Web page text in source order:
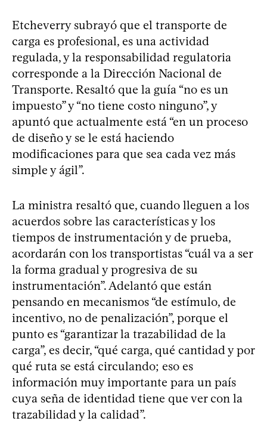
Etcheverry subrayó que el transporte de
carga es profesional, es una actividad
regulada, y la responsabilidad regulatoria
corresponde a la Dirección Nacional de
Transporte. Resaltó que la guía “no es un
impuesto” y “no tiene costo ninguno”, y
apuntó que actualmente está “en un proceso
de diseño y se le está haciendo
modificaciones para que sea cada vez más
simple y ágil”.
La ministra resaltó que, cuando lleguen a los
acuerdos sobre las características y los
tiempos de instrumentación y de prueba,
acordarán con los transportistas “cuál va a ser
la forma gradual y progresiva de su
instrumentación”. Adelantó que están
pensando en mecanismos “de estímulo, de
incentivo, no de penalización”, porque el
punto es “garantizar la trazabilidad de la
carga”, es decir, “qué carga, qué cantidad y por
qué ruta se está circulando; eso es
información muy importante para un país
cuya seña de identidad tiene que ver con la
trazabilidad y la calidad”.